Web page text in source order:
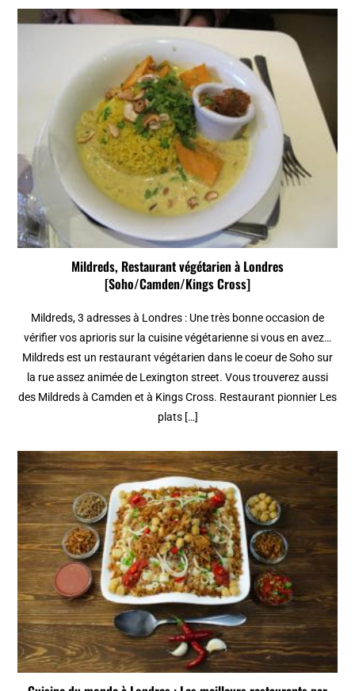
Mildreds, Restaurant végétarien à Londres
[Soho/Camden/Kings Cross]
Mildreds, 3 adresses à Londres : Une très bonne occasion de
vérifier vos aprioris sur la cuisine végétarienne si vous en avez…
Mildreds est un restaurant végétarien dans le coeur de Soho sur
la rue assez animée de Lexington street. Vous trouverez aussi
des Mildreds à Camden et à Kings Cross. Restaurant pionnier Les
plats […]